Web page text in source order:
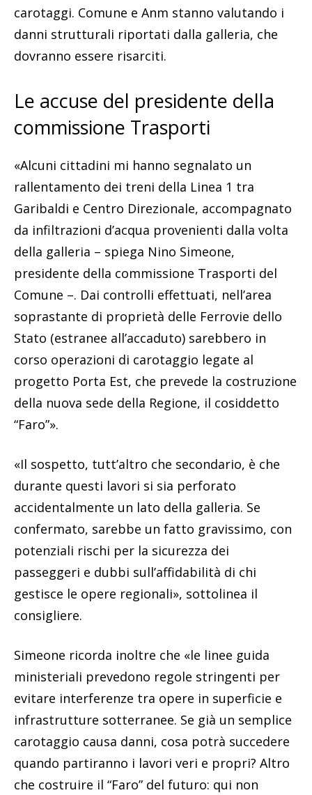
carotaggi. Comune e Anm stanno valutando i
danni strutturali riportati dalla galleria, che
dovranno essere risarciti.
Le accuse del presidente della
commissione Trasporti
«Alcuni cittadini mi hanno segnalato un
rallentamento dei treni della Linea 1 tra
Garibaldi e Centro Direzionale, accompagnato
da infiltrazioni d’acqua provenienti dalla volta
della galleria – spiega Nino Simeone,
presidente della commissione Trasporti del
Comune –. Dai controlli effettuati, nell’area
soprastante di proprietà delle Ferrovie dello
Stato (estranee all’accaduto) sarebbero in
corso operazioni di carotaggio legate al
progetto Porta Est, che prevede la costruzione
della nuova sede della Regione, il cosiddetto
“Faro”».
«Il sospetto, tutt’altro che secondario, è che
durante questi lavori si sia perforato
accidentalmente un lato della galleria. Se
confermato, sarebbe un fatto gravissimo, con
potenziali rischi per la sicurezza dei
passeggeri e dubbi sull’affidabilità di chi
gestisce le opere regionali», sottolinea il
consigliere.
Simeone ricorda inoltre che «le linee guida
ministeriali prevedono regole stringenti per
evitare interferenze tra opere in superficie e
infrastrutture sotterranee. Se già un semplice
carotaggio causa danni, cosa potrà succedere
quando partiranno i lavori veri e propri? Altro
che costruire il “Faro” del futuro: qui non